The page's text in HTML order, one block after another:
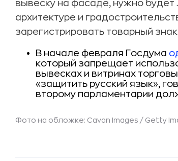
вывеску на фасаде, нужно будет
архитектуре и
зарегистрировать товарный
В начале февраля Госдума
который запрещает
вывесках и витринах
«защитить русский язык»,
второму парламентарии
Фото на обложке: Cavan Images / Getty